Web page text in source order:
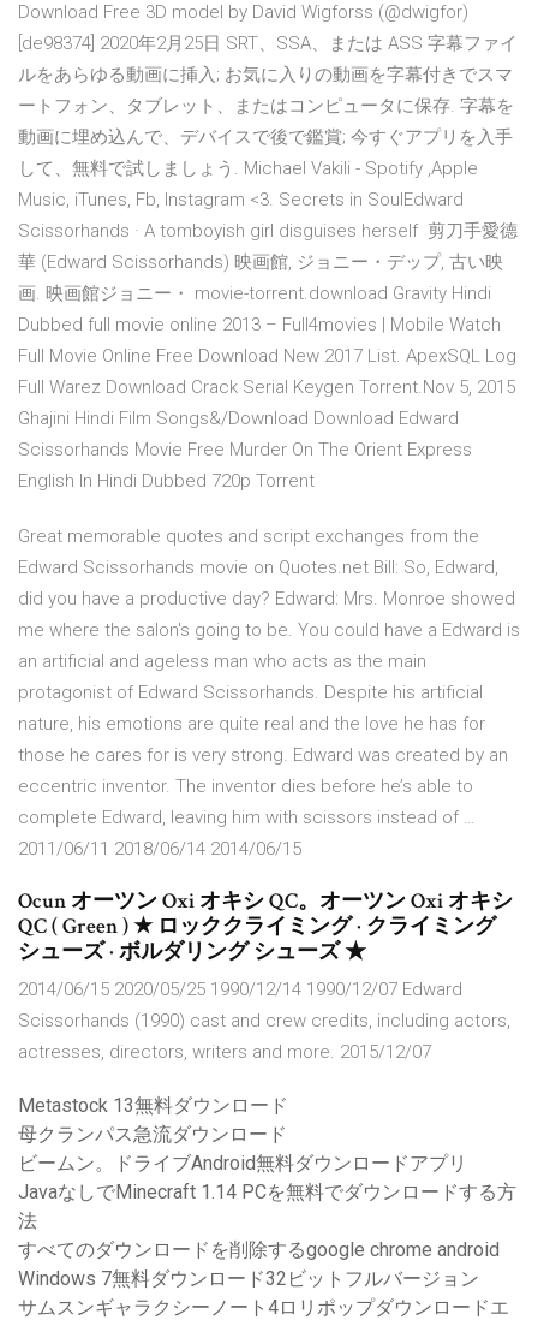
Download Free 3D model by David Wigforss (@dwigfor)
[de98374] 2020年2月25日 SRT、SSA、または ASS 字幕ファイ
ルをあらゆる動画に挿入; お気に入りの動画を字幕付きでスマ
ートフォン、タブレット、またはコンピュータに保存. 字幕を
動画に埋め込んで、デバイスで後で鑑賞; 今すぐアプリを入手
して、無料で試しましょう. Michael Vakili - Spotify ,Apple
Music, iTunes, Fb, Instagram <3. Secrets in SoulEdward
Scissorhands · A tomboyish girl disguises herself 剪刀手愛德
華 (Edward Scissorhands) 映画館, ジョニー・デップ, 古い映
画. 映画館ジョニー・ movie-torrent.download Gravity Hindi
Dubbed full movie online 2013 – Full4movies | Mobile Watch
Full Movie Online Free Download New 2017 List. ApexSQL Log
Full Warez Download Crack Serial Keygen Torrent.Nov 5, 2015
Ghajini Hindi Film Songs&/Download Download Edward
Scissorhands Movie Free Murder On The Orient Express
English In Hindi Dubbed 720p Torrent
Great memorable quotes and script exchanges from the
Edward Scissorhands movie on Quotes.net Bill: So, Edward,
did you have a productive day? Edward: Mrs. Monroe showed
me where the salon's going to be. You could have a Edward is
an artificial and ageless man who acts as the main
protagonist of Edward Scissorhands. Despite his artificial
nature, his emotions are quite real and the love he has for
those he cares for is very strong. Edward was created by an
eccentric inventor. The inventor dies before he’s able to
complete Edward, leaving him with scissors instead of …
2011/06/11 2018/06/14 2014/06/15
Ocun オーツン Oxi オキシ QC。オーツン Oxi オキシ
QC ( Green ) ★ ロッククライミング · クライミング
シューズ · ボルダリング シューズ ★
2014/06/15 2020/05/25 1990/12/14 1990/12/07 Edward
Scissorhands (1990) cast and crew credits, including actors,
actresses, directors, writers and more. 2015/12/07
Metastock 13無料ダウンロード
母クランパス急流ダウンロード
ビームン。ドライブAndroid無料ダウンロードアプリ
JavaなしでMinecraft 1.14 PCを無料でダウンロードする方
法
すべてのダウンロードを削除するgoogle chrome android
Windows 7無料ダウンロード32ビットフルバージョン
サムスンギャラクシーノート4ロリポップダウンロードエ